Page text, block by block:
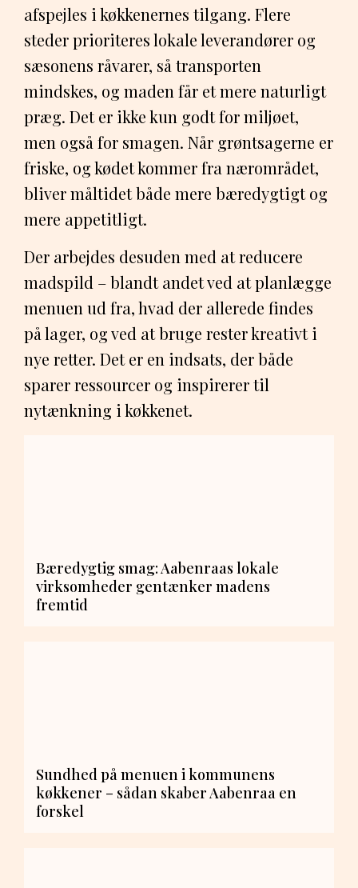
afspejles i køkkenernes tilgang. Flere
steder prioriteres lokale leverandører og
sæsonens råvarer, så transporten
mindskes, og maden får et mere naturligt
præg. Det er ikke kun godt for miljøet,
men også for smagen. Når grøntsagerne er
friske, og kødet kommer fra nærområdet,
bliver måltidet både mere bæredygtigt og
mere appetitligt.
Der arbejdes desuden med at reducere
madspild – blandt andet ved at planlægge
menuen ud fra, hvad der allerede findes
på lager, og ved at bruge rester kreativt i
nye retter. Det er en indsats, der både
sparer ressourcer og inspirerer til
nytænkning i køkkenet.
Bæredygtig smag: Aabenraas lokale
virksomheder gentænker madens
fremtid
Sundhed på menuen i kommunens
køkkener – sådan skaber Aabenraa en
forskel